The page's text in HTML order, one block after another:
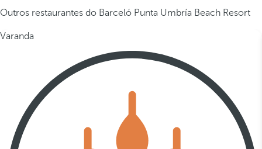
Outros restaurantes do Barceló Punta Umbría Beach Resort
Varanda